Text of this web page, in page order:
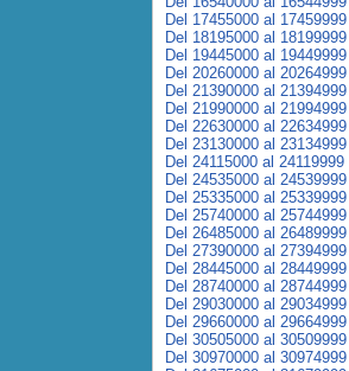
Del 17455000 al 17459999
Del 18195000 al 18199999
Del 19445000 al 19449999
Del 20260000 al 20264999
Del 21390000 al 21394999
Del 21990000 al 21994999
Del 22630000 al 22634999
Del 23130000 al 23134999
Del 24115000 al 24119999
Del 24535000 al 24539999
Del 25335000 al 25339999
Del 25740000 al 25744999
Del 26485000 al 26489999
Del 27390000 al 27394999
Del 28445000 al 28449999
Del 28740000 al 28744999
Del 29030000 al 29034999
Del 29660000 al 29664999
Del 30505000 al 30509999
Del 30970000 al 30974999